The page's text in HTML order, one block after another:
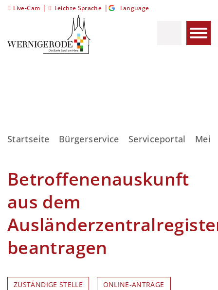
Live-Cam | Leichte Sprache | Language
Startseite Bürgerservice Serviceportal
Betroffenenauskunft
aus dem
beantragen
ZUSTÄNDIGE STELLE ONLINE-ANTRÄGE